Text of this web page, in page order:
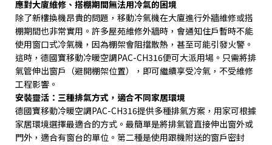
應對大廈維修、搭棚期間無法用冷氣的困境
除了新樓換機昂貴的問題，移動冷氣機在大廈進行外牆維修或搭
棚期間也非常實用。許多屋苑維修外牆時，會通知住戶暫時不能
使用窗口式冷氣機，因為棚架會阻擋散熱，甚至可能引發火警。
這時，德國寶移動冷暖空調PAC-CH316便可大派用場。只需將排
氣管伸出窗戶（避開棚架位置），即可繼續享受冷氣，不受維修
工程影響。
安裝靈活：三種排氣方式，適合不同家居環境
德國寶移動冷暖空調PAC-CH316提供多種排氣方案，用家可根據
家居環境選擇最適合的方式。最簡單是將排氣管直接伸出窗外或
門外，適合有窗台的單位。第二種是使用跟機附送的窗戶密封